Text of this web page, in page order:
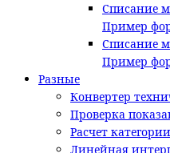
Списание
Пример
Списание
Пример
Разные
Конвертер
Проверка
Расчет
Линейная